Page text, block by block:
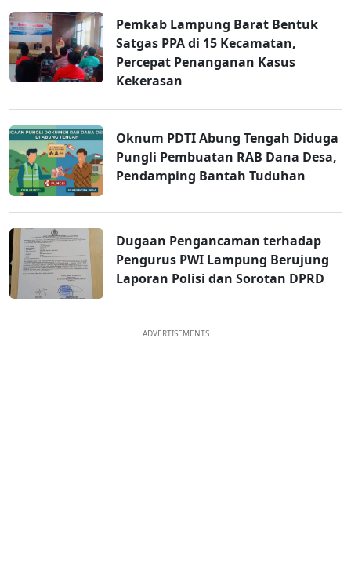
Pemkab Lampung Barat Bentuk
Satgas PPA di 15 Kecamatan,
Percepat Penanganan Kasus
Kekerasan
Oknum PDTI Abung Tengah Diduga
Pungli Pembuatan RAB Dana Desa,
Pendamping Bantah Tuduhan
Dugaan Pengancaman terhadap
Pengurus PWI Lampung Berujung
Laporan Polisi dan Sorotan DPRD
ADVERTISEMENTS